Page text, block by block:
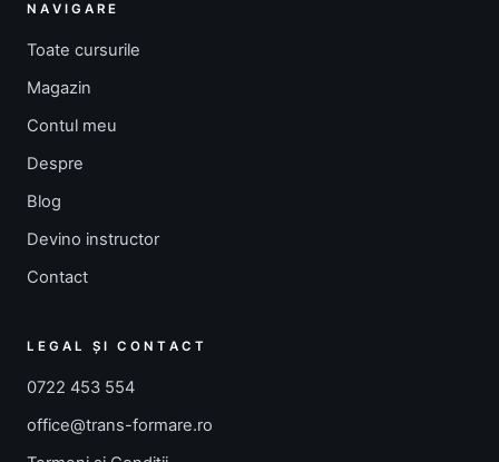
NAVIGARE
Toate cursurile
Magazin
Contul meu
Despre
Blog
Devino instructor
Contact
LEGAL ȘI CONTACT
0722 453 554
office@trans-formare.ro